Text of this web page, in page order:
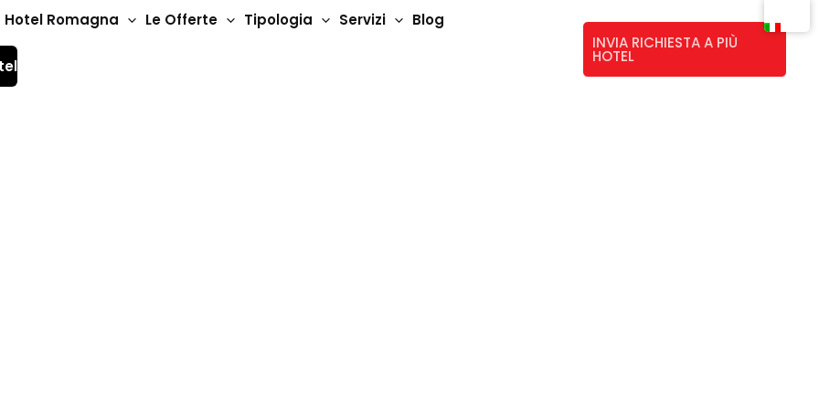
Hotel Romagna Le Offerte Tipologia Servizi Blog
INVIA RICHIESTA A PIÙ
HOTEL